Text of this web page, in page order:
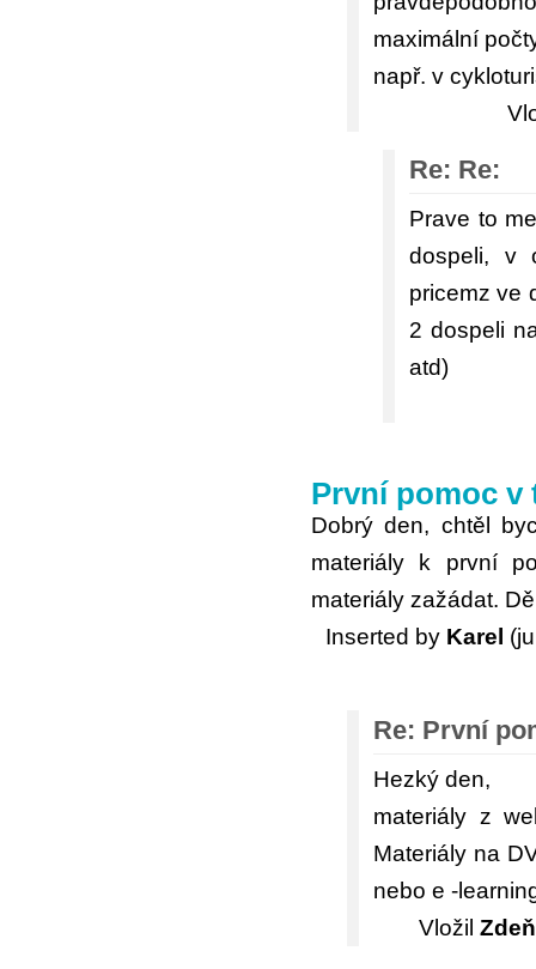
maximální
např. v
Re: Re:
Prave to
dospeli, v
pricemz ve
2 dospeli
atd)
První pomoc v
Dobrý den, chtěl
materiály k první
materiály zažádat.
Inserted by Karel
Re: První
Hezký den,
materiály z
Materiály na
nebo e -
Vložil